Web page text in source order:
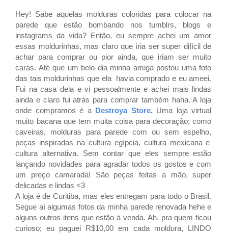
Hey! Sabe aquelas molduras coloridas para colocar na
parede que estão bombando nos tumblrs, blogs e
instagrams da vida? Então, eu sempre achei um amor
essas moldurinhas, mas claro que iria ser super difícil de
achar para comprar ou pior ainda, que iriam ser muito
caras. Até que um belo dia minha amiga postou uma foto
das tais moldurinhas que ela havia comprado e eu ameei.
Fui na casa dela e vi pessoalmente e achei mais lindas
ainda e claro fui atrás para comprar também haha. A loja
onde compramos é a Destroya Store. Uma loja virtual
muito bacana que tem muita coisa para decoração; como
caveiras, molduras para parede com ou sem espelho,
peças inspiradas na cultura egípcia, cultura mexicana e
cultura alternativa. Sem contar que eles sempre estão
lançando novidades para agradar todos os gostos e com
um preço camarada! São peças feitas a mão, super
delicadas e lindas <3
A loja é de Curitiba, mas eles entregam para todo o Brasil.
Segue aí algumas fotos da minha parede renovada hehe e
alguns outros itens que estão á venda. Ah, pra quem ficou
curioso; eu paguei R$10,00 em cada moldura, LINDO